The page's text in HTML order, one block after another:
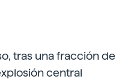
tras una fracción de
central